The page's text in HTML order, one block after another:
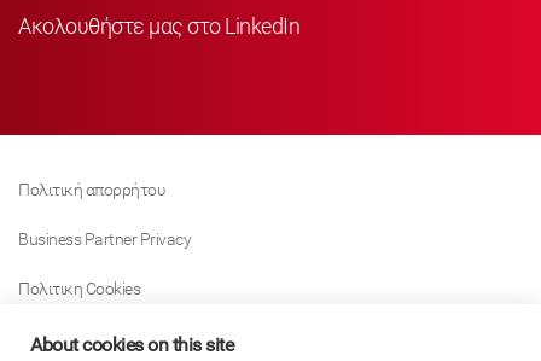
Ακολουθήστε μας στο LinkedIn
Πολιτική απορρήτου
Business Partner Privacy
Πολιτικη Cookies
Modern Slavery Act Policy
About cookies on this site